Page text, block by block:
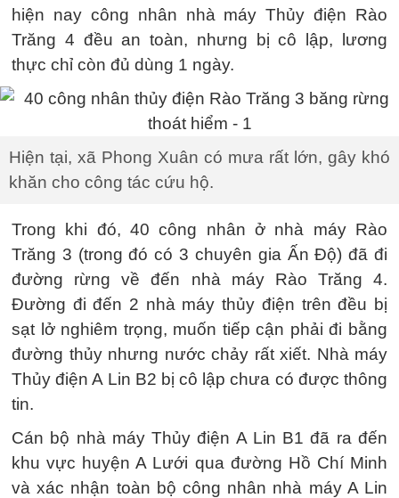
hiện nay công nhân nhà máy Thủy điện Rào
Trăng 4 đều an toàn, nhưng bị cô lập, lương
thực chỉ còn đủ dùng 1 ngày.
Hiện tại, xã Phong Xuân có mưa rất lớn, gây khó
khăn cho công tác cứu hộ.
Trong khi đó, 40 công nhân ở nhà máy Rào
Trăng 3 (trong đó có 3 chuyên gia Ấn Độ) đã đi
đường rừng về đến nhà máy Rào Trăng 4.
Đường đi đến 2 nhà máy thủy điện trên đều bị
sạt lở nghiêm trọng, muốn tiếp cận phải đi bằng
đường thủy nhưng nước chảy rất xiết. Nhà máy
Thủy điện A Lin B2 bị cô lập chưa có được thông
tin.
Cán bộ nhà máy Thủy điện A Lin B1 đã ra đến
khu vực huyện A Lưới qua đường Hồ Chí Minh
và xác nhận toàn bộ công nhân nhà máy A Lin